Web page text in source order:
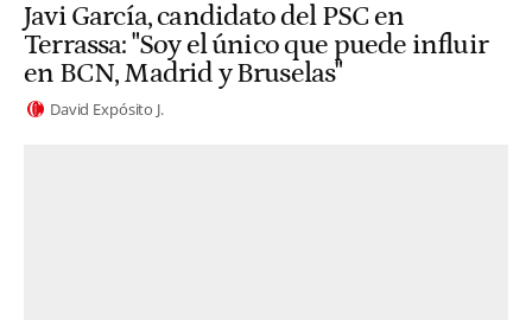
Javi García, candidato del PSC en
Terrassa: "Soy el único que puede influir
en BCN, Madrid y Bruselas"
David Expósito J.